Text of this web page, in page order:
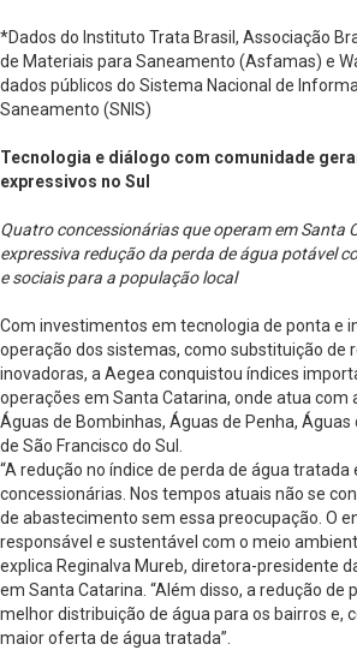
*Dados do Instituto Trata Brasil, Associação
de Materiais para Saneamento (Asfamas) e
dados públicos do Sistema Nacional de
Saneamento (SNIS)
Tecnologia e diálogo com comunidade
expressivos no Sul
Quatro concessionárias que operam em Santa
expressiva redução da perda de água potável
e sociais para a população local
Com investimentos em tecnologia de ponta e
operação dos sistemas, como substituição de
inovadoras, a Aegea conquistou índices
operações em Santa Catarina, onde atua com
Águas de Bombinhas, Águas de Penha, Águas
de São Francisco do Sul.
“A redução no índice de perda de água
concessionárias. Nos tempos atuais não se
de abastecimento sem essa preocupação. O
responsável e sustentável com o meio
explica Reginalva Mureb, diretora-presidente
em Santa Catarina. “Além disso, a redução de
melhor distribuição de água para os bairros e,
maior oferta de água tratada”.